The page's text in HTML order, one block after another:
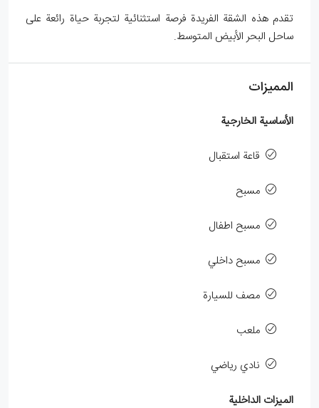
تقدم هذه الشقة الفريدة فرصة استثنائية لتجربة حياة رائعة على
ساحل البحر الأبيض المتوسط.
المميزات
الأساسية الخارجية
قاعة استقبال
مسبح
مسبح اطفال
مسبح داخلي
مصف للسيارة
ملعب
نادي رياضي
الميزات الداخلية